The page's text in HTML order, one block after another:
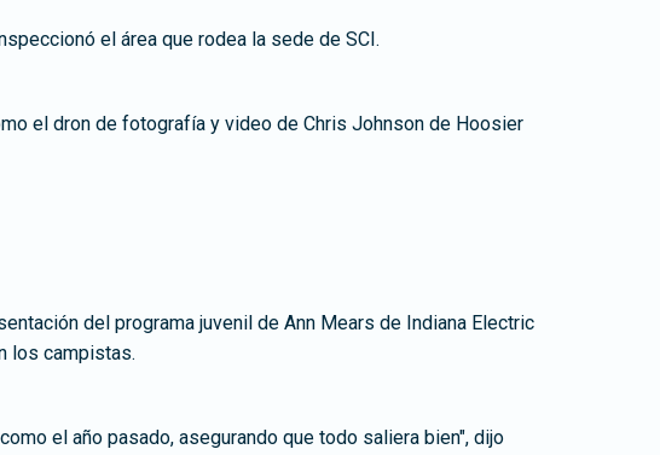
el área que rodea la sede de SCI.
el dron de fotografía y video de Chris Johnson de Hoosier
del programa juvenil de Ann Mears de Indiana Electric
los campistas.
el año pasado, asegurando que todo saliera bien", dijo